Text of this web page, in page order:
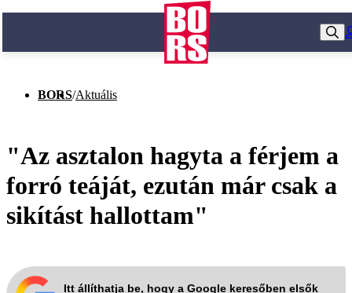
BORS/Aktuális
"Az asztalon hagyta a férjem a
forró teáját, ezután már csak a
sikítást hallottam"
Itt állíthatja be, hogy a Google keresőben elsők